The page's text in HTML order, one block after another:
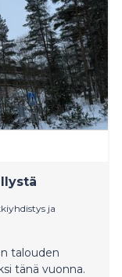
ja
talouden
tänä vuonna.